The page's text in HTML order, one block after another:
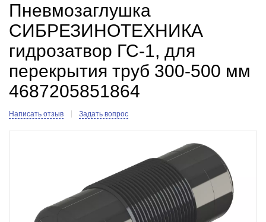
Пневмозаглушка
СИБРЕЗИНОТЕХНИКА
гидрозатвор ГС-1, для
перекрытия труб 300-500 мм
4687205851864
Написать отзыв Задать вопрос